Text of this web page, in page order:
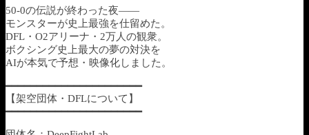
50-0の伝説が終わった夜——
モンスターが史上最強を仕留めた。
DFL・O2アリーナ・2万人の観衆。
ボクシング史上最大の夢の対決を
AIが本気で予想・映像化しました。
━━━━━━━━━━━━━━━━━━━━━━
【架空団体・DFLについて】
━━━━━━━━━━━━━━━━━━━━━━